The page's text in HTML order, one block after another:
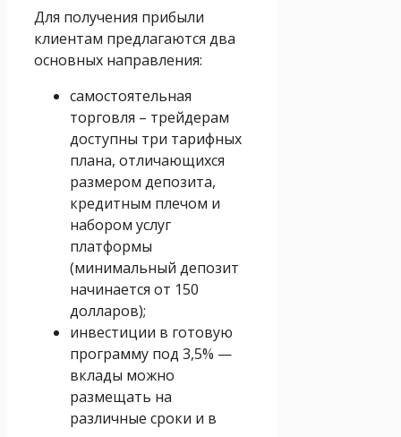
Для получения прибыли
клиентам предлагаются два
основных направления:
самостоятельная
торговля – трейдерам
доступны три тарифных
плана, отличающихся
размером депозита,
кредитным плечом и
набором услуг
платформы
(минимальный депозит
начинается от 150
долларов);
инвестиции в готовую
программу под 3,5% —
вклады можно
размещать на
различные сроки и в